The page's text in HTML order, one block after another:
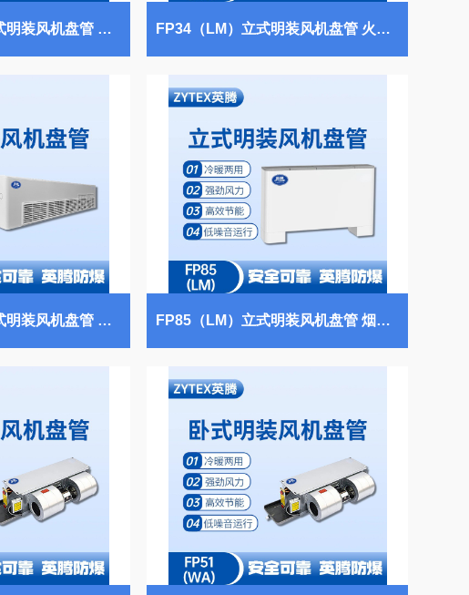
FP170（WM）卧式明装风机盘管 监控室使用 FP34（LM）立式明装风机盘管 火药仓库使用
FP102（WM）卧式明装风机盘管 易燃车间使用 FP85（LM）立式明装风机盘管 烟草库房使用